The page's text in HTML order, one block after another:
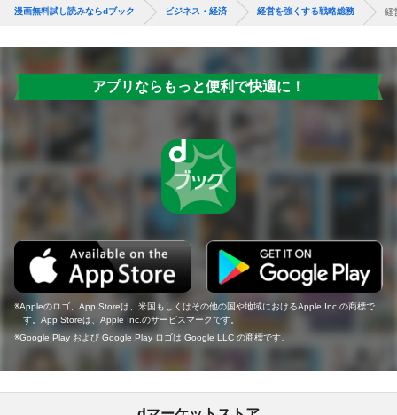
漫画無料試し読みならdブック ビジネス・経済 経営を強くする戦略総務 経
アプリならもっと便利で快適に！
Appleのロゴ、App Storeは、米国もしくはその他の国や地域におけるApple Inc.の商標で
す。App Storeは、Apple Inc.のサービスマークです。
Google Play および Google Play ロゴは Google LLC の商標です。